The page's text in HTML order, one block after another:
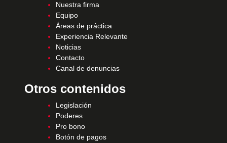
Nuestra firma
Equipo
Áreas de práctica
Experiencia Relevante
Noticias
Contacto
Canal de denuncias
Otros contenidos
Legislación
Poderes
Pro bono
Botón de pagos